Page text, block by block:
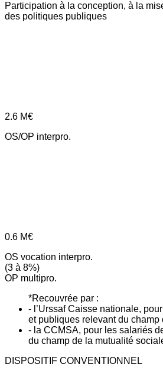
Participation à la conception, à la
des politiques publiques
2.6 M€
OS/OP interpro.
0.6 M€
OS vocation interpro.
(3 à 8%)
OP multipro.
*Recouvrée par :
- l’Urssaf Caisse nationale,
et publiques relevant du champ
- la CCMSA, pour les salariés
du champ de la mutualité
DISPOSITIF CONVENTIONNEL